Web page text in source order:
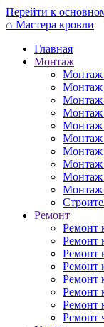
Перейти к
⌂ Мастера кровли
Главная
Монтаж
Монтаж
Монтаж
Монтаж
Монтаж
Монтаж
Монтаж
Монтаж
Монтаж
Монтаж
Монтаж
Ремонт
Ремонт
Ремонт
Ремонт
Ремонт
Ремонт
Ремонт
Ремонт
Ремонт